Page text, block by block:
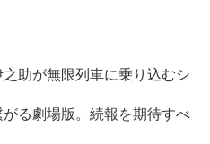
助が無限列車に乗り込むシ
る劇場版。続報を期待すべ